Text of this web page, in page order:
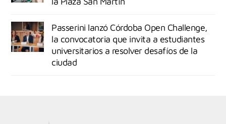
Passerini lanzó Córdoba Open Challenge,
la convocatoria que invita a estudiantes
universitarios a resolver desafíos de la
ciudad